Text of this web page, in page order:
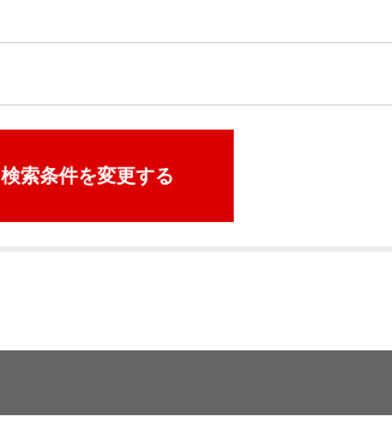
検索条件を変更する